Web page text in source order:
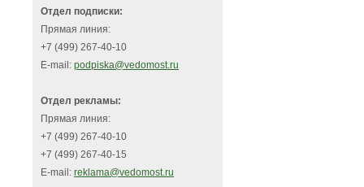
Отдел подписки:
Прямая линия:
+7 (499) 267-40-10
E-mail: podpiska@vedomost.ru
Отдел рекламы:
Прямая линия:
+7 (499) 267-40-10
+7 (499) 267-40-15
E-mail: reklama@vedomost.ru